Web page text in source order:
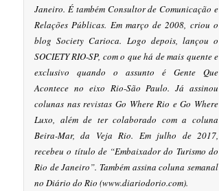
Janeiro. É também Consultor de Comunicação e
Relações Públicas. Em março de 2008, criou o
blog Society Carioca. Logo depois, lançou o
SOCIETY RIO-SP, com o que há de mais quente e
exclusivo quando o assunto é Gente Que
Acontece no eixo Rio-São Paulo. Já assinou
colunas nas revistas Go Where Rio e Go Where
Luxo, além de ter colaborado com a coluna
Beira-Mar, da Veja Rio. Em julho de 2017,
recebeu o título de “Embaixador do Turismo do
Rio de Janeiro”. Também assina coluna semanal
no Diário do Rio (www.diariodorio.com).